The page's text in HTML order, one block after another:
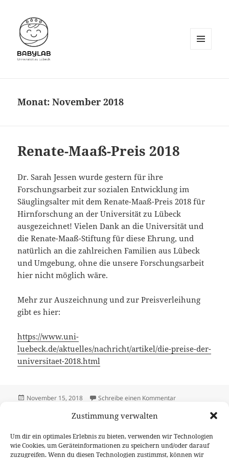
Zustimmung verwalten
Um dir ein optimales Erlebnis zu bieten, verwenden wir Technologien
wie Cookies, um Geräteinformationen zu speichern und/oder darauf
zuzugreifen. Wenn du diesen Technologien zustimmst, können wir
Monat:November 2018
Renate-Maaß-Preis 2018
Dr. Sarah Jessen wurde gestern für ihre
Forschungsarbeit zur sozialen Entwicklung im
Säuglingsalter mit dem Renate-Maaß-Preis 2018 für
Hirnforschung an der Universität zu Lübeck
ausgezeichnet! Vielen Dank an die Universität und
die Renate-Maaß-Stiftung für diese Ehrung, und
natürlich an die zahlreichen Familien aus Lübeck
und Umgebung, ohne die unsere Forschungsarbeit
hier nicht möglich wäre.
Mehr zur Auszeichnung und zur Preisverleihung
gibt es hier:
https://www.uni-
luebeck.de/aktuelles/nachricht/artikel/die-preise-der-
universitaet-2018.html
Veröffentlicht
November 15, 2018 Schreibe einen Kommentarzu Renate-Maaß-
Neue Doktorandin